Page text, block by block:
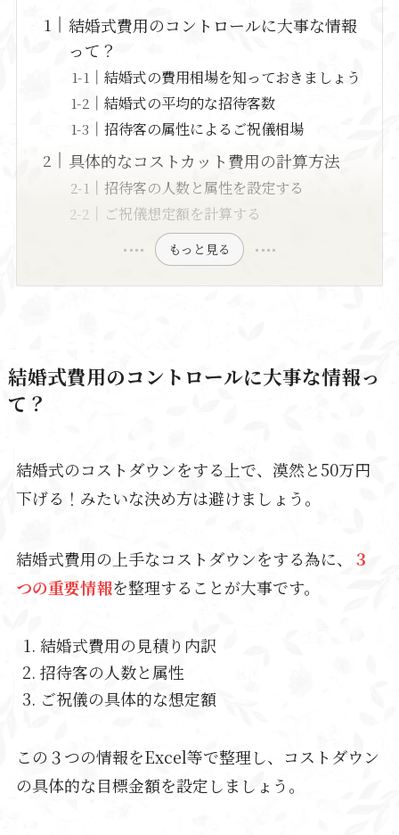
結婚式費用のコントロールに大事な情報
って？
結婚式の費用相場を知っておきましょう
結婚式の平均的な招待客数
招待客の属性によるご祝儀相場
具体的なコストカット費用の計算方法
招待客の人数と属性を設定する
ご祝儀想定額を計算する
もっと見る
結婚式費用のコントロールに大事な情報っ
て？
結婚式のコストダウンをする上で、漠然と50万円
下げる！みたいな決め方は避けましょう。
結婚式費用の上手なコストダウンをする為に、
３
つの重要情報を整理することが大事です。
結婚式費用の見積り内訳
招待客の人数と属性
ご祝儀の具体的な想定額
この３つの情報をExcel等で整理し、コストダウン
の具体的な目標金額を設定しましょう。